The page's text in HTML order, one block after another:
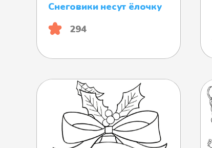
Снеговики несут ёлочку
294